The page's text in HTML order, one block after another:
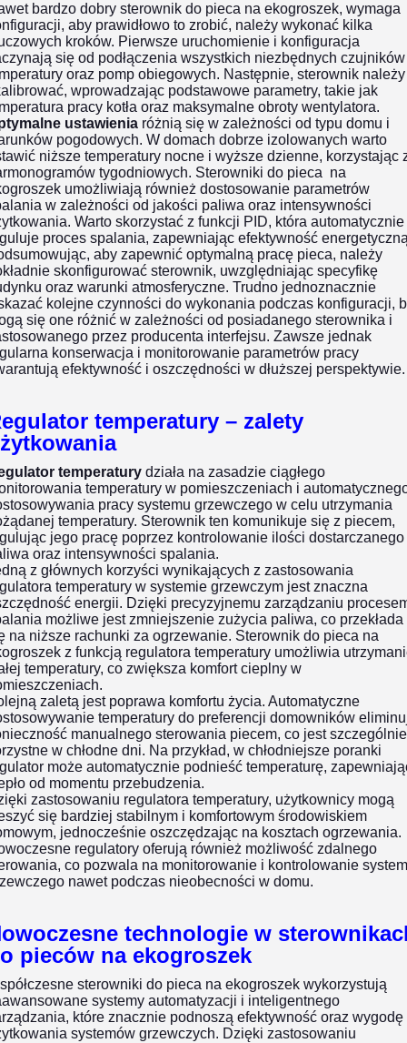
bardzo dobry sterownik do pieca na ekogroszek, wymaga
aby prawidłowo to zrobić, należy wykonać kilka
kroków. Pierwsze uruchomienie i konfiguracja
się od podłączenia wszystkich niezbędnych czujników
oraz pomp obiegowych. Następnie, sterownik należy
wprowadzając podstawowe parametry, takie jak
pracy kotła oraz maksymalne obroty wentylatora.
ustawienia różnią się w zależności od typu domu i
pogodowych. W domach dobrze izolowanych warto
niższe temperatury nocne i wyższe dzienne, korzystając
tygodniowych. Sterowniki do pieca na
umożliwiają również dostosowanie parametrów
w zależności od jakości paliwa oraz intensywności
Warto skorzystać z funkcji PID, która automatycznie
proces spalania, zapewniając efektywność
aby zapewnić optymalną pracę pieca, należy
skonfigurować sterownik, uwzględniając specyfikę
oraz warunki atmosferyczne. Trudno jednoznacznie
kolejne czynności do wykonania podczas konfiguracji,
się one różnić w zależności od posiadanego sterownika i
przez producenta interfejsu. Zawsze jednak
konserwacja i monitorowanie parametrów pracy
efektywność i oszczędności w dłuższej perspektywie.
temperatury – zalety
temperatury działa na zasadzie ciągłego
temperatury w pomieszczeniach i
pracy systemu grzewczego w celu utrzymania
temperatury. Sterownik ten komunikuje się z piecem,
jego pracę poprzez kontrolowanie ilości dostarczanego
oraz intensywności spalania.
z głównych korzyści wynikających z zastosowania
temperatury w systemie grzewczym jest znaczna
energii. Dzięki precyzyjnemu zarządzaniu
możliwe jest zmniejszenie zużycia paliwa, co przekłada
na niższe rachunki za ogrzewanie. Sterownik do pieca na
z funkcją regulatora temperatury umożliwia
temperatury, co zwiększa komfort cieplny w
zaletą jest poprawa komfortu życia. Automatyczne
temperatury do preferencji domowników
manualnego sterowania piecem, co jest szczególnie
w chłodne dni. Na przykład, w chłodniejsze poranki
może automatycznie podnieść temperaturę,
od momentu przebudzenia.
zastosowaniu regulatora temperatury, użytkownicy mogą
się bardziej stabilnym i komfortowym środowiskiem
jednocześnie oszczędzając na kosztach ogrzewania.
regulatory oferują również możliwość zdalnego
co pozwala na monitorowanie i kontrolowanie
nawet podczas nieobecności w domu.
technologie w
pieców na ekogroszek
sterowniki do pieca na ekogroszek wykorzystują
systemy automatyzacji i inteligentnego
które znacznie podnoszą efektywność oraz wygodę
systemów grzewczych. Dzięki zastosowaniu